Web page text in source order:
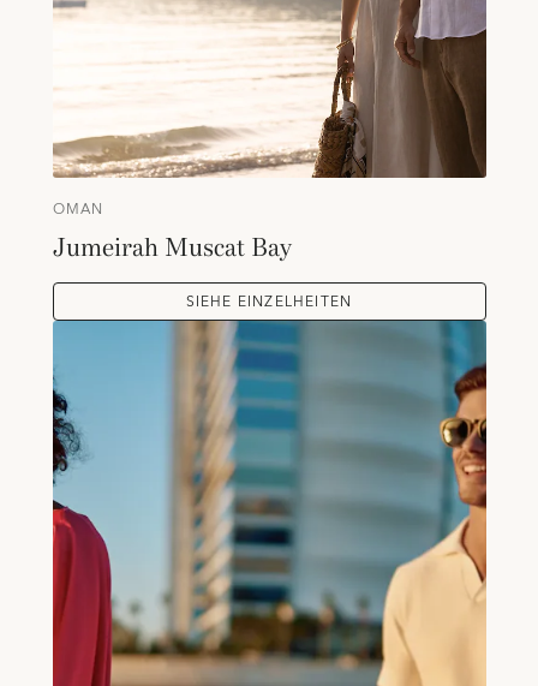
OMAN
Jumeirah Muscat Bay
SIEHE EINZELHEITEN